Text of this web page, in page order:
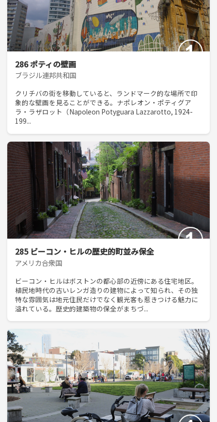
286 ポティの壁画
ブラジル連邦共和国
クリチバの街を移動していると、ランドマーク的な場所で印
象的な壁画を見ることができる。ナポレオン・ポティグア
ラ・ラザロット（Napoleon Potyguara Lazzarotto, 1924-
199...
285 ビーコン・ヒルの歴史的町並み保全
アメリカ合衆国
ビーコン・ヒルはボストンの都心部の近傍にある住宅地区。
植民地時代の古いレンガ造りの建物によって知られ、その独
特な雰囲気は地元住民だけでなく観光客も惹きつける魅力に
溢れている。歴史的建築物の保全がまちづ...